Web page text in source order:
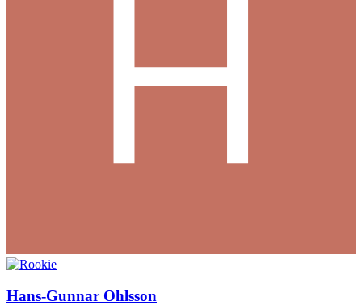
Hans-Gunnar Ohlsson